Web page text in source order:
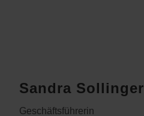
Sandra Sollinger
Geschäftsführerin